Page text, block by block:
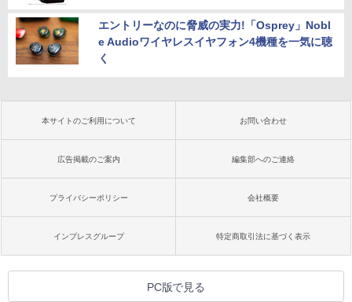
エントリーなのに脅威の実力!「Osprey」Nobl
e Audioワイヤレスイヤフォン4機種を一気に聴
く
本サイトのご利用について お問い合わせ
広告掲載のご案内 編集部へのご連絡
プライバシーポリシー 会社概要
インプレスグループ 特定商取引法に基づく表示
PC版で見る